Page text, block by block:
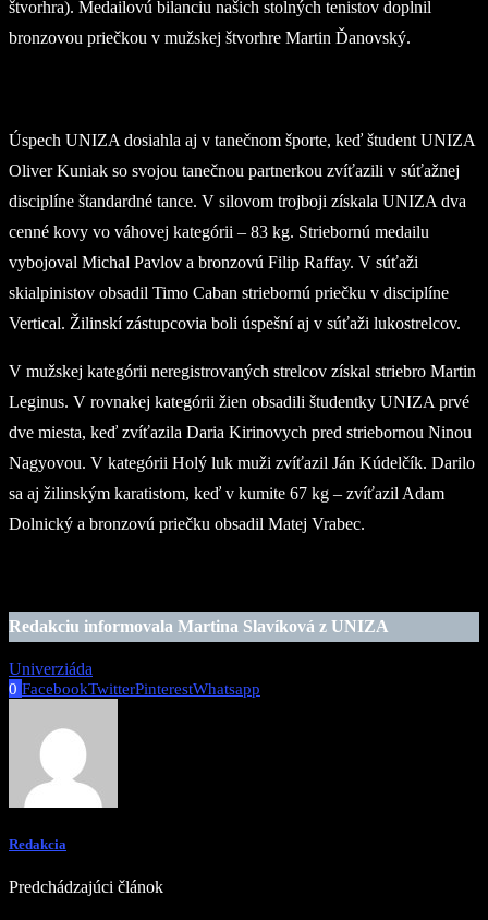
štvorhra). Medailovú bilanciu našich stolných tenistov doplnil
bronzovou priečkou v mužskej štvorhre Martin Ďanovský.
Úspech UNIZA dosiahla aj v tanečnom športe, keď študent UNIZA
Oliver Kuniak so svojou tanečnou partnerkou zvíťazili v súťažnej
disciplíne štandardné tance. V silovom trojboji získala UNIZA dva
cenné kovy vo váhovej kategórii – 83 kg. Striebornú medailu
vybojoval Michal Pavlov a bronzovú Filip Raffay. V súťaži
skialpinistov obsadil Timo Caban striebornú priečku v disciplíne
Vertical. Žilinskí zástupcovia boli úspešní aj v súťaži lukostrelcov.
V mužskej kategórii neregistrovaných strelcov získal striebro Martin
Leginus. V rovnakej kategórii žien obsadili študentky UNIZA prvé
dve miesta, keď zvíťazila Daria Kirinovych pred striebornou Ninou
Nagyovou. V kategórii Holý luk muži zvíťazil Ján Kúdelčík. Darilo
sa aj žilinským karatistom, keď v kumite 67 kg – zvíťazil Adam
Dolnický a bronzovú priečku obsadil Matej Vrabec.
Redakciu informovala Martina Slavíková z UNIZA
Univerziáda
0 FacebookTwitterPinterestWhatsapp
Redakcia
Predchádzajúci článok